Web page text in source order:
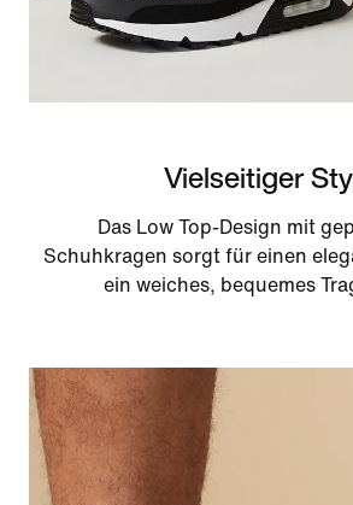
Vielseitiger
Das Low Top-Design mit
Schuhkragen sorgt für einen
ein weiches, bequemes